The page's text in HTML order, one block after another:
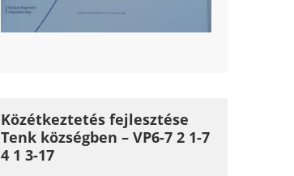
Közétkeztetés fejlesztése
Tenk községben – VP6-7 2 1-7
4 1 3-17